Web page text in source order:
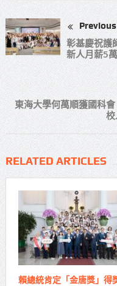
Previous
彰基慶祝護
新人月薪5
東海大學何萬順獲國科會
RELATED ARTICLES
賴總統肯定「金唐獎」得